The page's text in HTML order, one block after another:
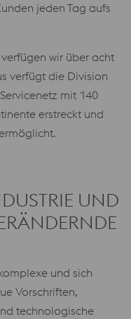
jeden Tag aufs
wir über acht
verfügt die Division
mit 140
erstreckt und
UND
und sich
Vorschriften,
technologische